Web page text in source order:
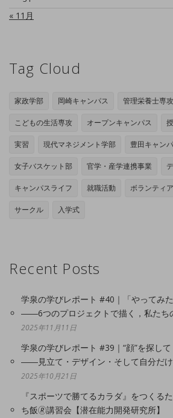
« 11月
Tag Cloud
家政学部 岡崎キャンパス 管理栄養士専攻
こどもの生活専攻 オープンキャンパス
実習 現代マネジメント学部 豊田キャン
女子バスケット部 官学・産学連携事業
キャンパスライフ 就職活動 ボランティア
サークル 入学式
Recent Posts
学泉の学びレポート #40｜「やってみ
――6つのプロジェクトで描く，私たち
2025年11月11日
学泉の学びレポート #39｜“顔”を探し
――見立て・デザイン・そして自分だ
2025年10月21日
『スポーツで勝てるカラダ』をつくる
ち飯🄬講習会【潜在能力開発研究所】